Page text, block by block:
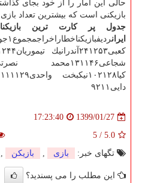
بازیكنی است كه بیشترین تعداد بازی
جدول پر كارت ترین
ایران
دایی۹۲۱۱
1399/01/27
17:23:40
5.0
/
5
تگهای خبر:
بازی , بازیكن ,
این مطلب را می پسندید؟